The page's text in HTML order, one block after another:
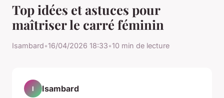
Top idées et astuces pour
maîtriser le carré féminin
Isambard•16/04/2026 18:33•10 min de lecture
I Isambard